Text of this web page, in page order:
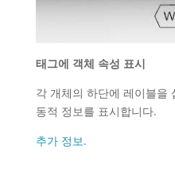
태그에 객체 속성 표시
각 개체의 하단에 레이블을
동적 정보를 표시합니다.
추가 정보.